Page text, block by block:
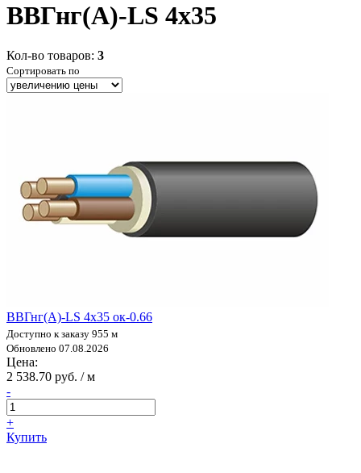
ВВГнг(А)-LS 4x35
Кол-во товаров: 3
Сортировать по
ВВГнг(А)-LS 4х35 ок-0.66
Доступно к заказу 955 м
Обновлено 07.08.2026
Цена:
2 538.70 руб. / м
-
+
Купить